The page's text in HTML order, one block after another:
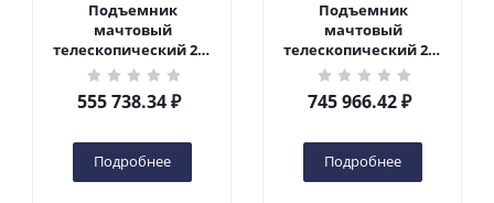
Подъемник
мачтовый
телескопический 200
кг 6 м TOR GTWY6-200S
DC 2-мачтовый
(автономный) (G) в
555 738.34₽
Подробнее
Подъемник
мачтовый
телескопический 200
кг 10 м TOR GTWY10-
200S DC 2-мачтовый
(автономный) (N) в
745 966.42₽
Подробнее